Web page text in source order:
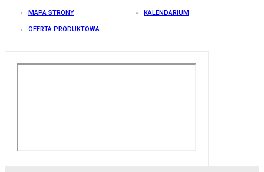
MAPA STRONY KALENDARIUM
OFERTA PRODUKTOWA